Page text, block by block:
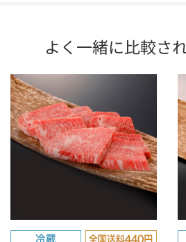
よく一緒に比較さ